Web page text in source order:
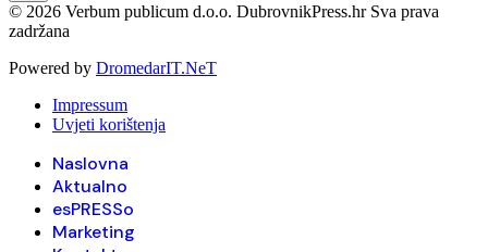
© 2026 Verbum publicum d.o.o. DubrovnikPress.hr Sva prava
zadržana
Powered by DromedarIT.NeT
Impressum
Uvjeti korištenja
Naslovna
Aktualno
esPRESSo
Marketing